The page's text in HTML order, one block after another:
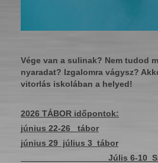
Vége van a sulinak? Nem tudod
nyaradat? Izgalomra vágysz?
vitorlás iskolában a helyed!
2026 TÁBOR időpontok:
június 22-26 tábor
június 29 július 3 tábor
Júlis 6-10